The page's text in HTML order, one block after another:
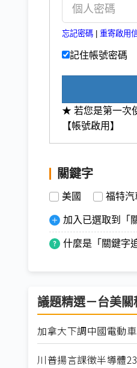
忘記密碼 重寄啟用
記住帳號密碼
★ 若您是第一次
【帳號啟用】
關鍵字
美國 福特汽
加入已選取到「
什麼是「關鍵字
議題精選－台美關
加拿大下調中國電動
川普揚言課徵半導體